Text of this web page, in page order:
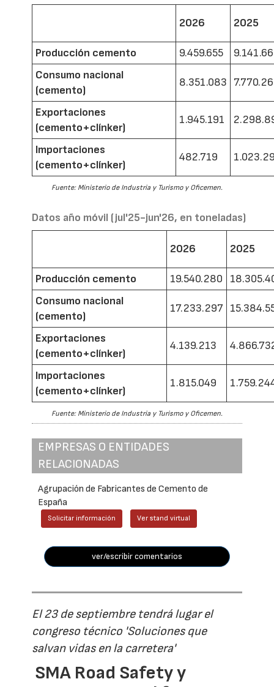
2026 2025
Producción cemento 9.459.655
Consumo nacional
(cemento)
8.351.083
Exportaciones
(cemento+clínker)
1.945.191
Importaciones
(cemento+clínker)
482.719
Fuente: Ministerio de Industria y Turismo y Oficemen.
Datos año móvil (jul'25-jun'26, en toneladas)
2026 2025
Producción cemento 19.540.280
Consumo nacional
(cemento)
17.233.297
Exportaciones
(cemento+clínker)
4.139.213
Importaciones
(cemento+clínker)
1.815.049
Fuente: Ministerio de Industria y Turismo y Oficemen.
EMPRESAS O ENTIDADES
RELACIONADAS
Agrupación de Fabricantes de Cemento de
España
Solicitar información Ver stand virtual
ver/escribir comentarios
El 23 de septiembre tendrá lugar el
congreso técnico 'Soluciones que
salvan vidas en la carretera'
SMA Road Safety y